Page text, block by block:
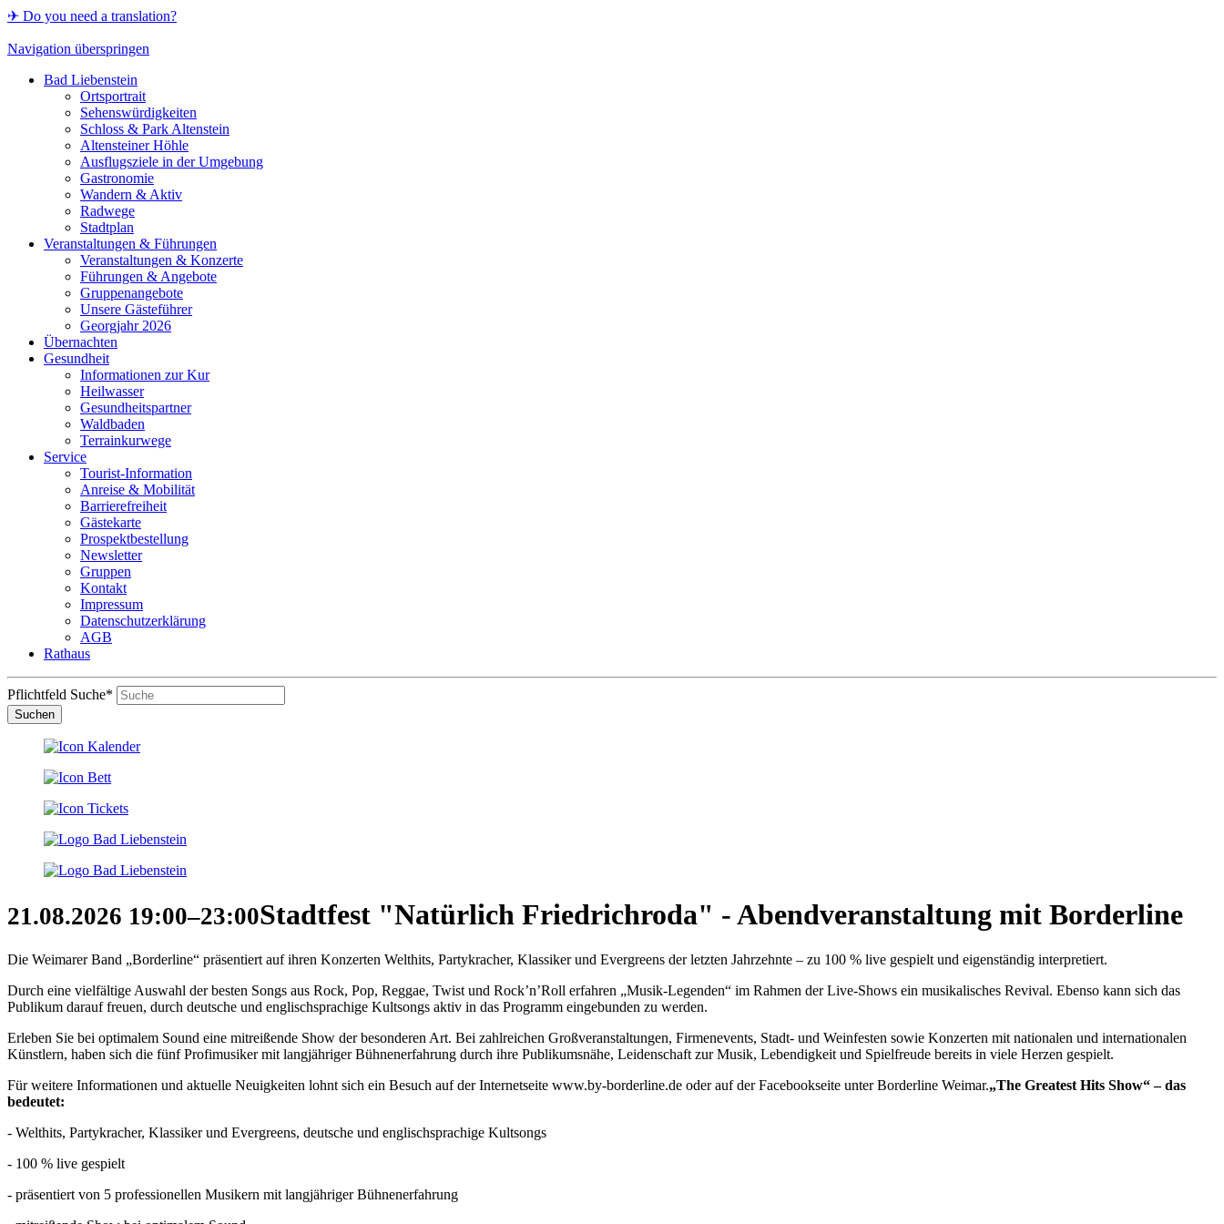
✈ Do you need a translation?
Navigation überspringen
Bad Liebenstein
Ortsportrait
Sehenswürdigkeiten
Schloss & Park Altenstein
Altensteiner Höhle
Ausflugsziele in der Umgebung
Gastronomie
Wandern & Aktiv
Radwege
Stadtplan
Veranstaltungen & Führungen
Veranstaltungen & Konzerte
Führungen & Angebote
Gruppenangebote
Unsere Gästeführer
Georgjahr 2026
Übernachten
Gesundheit
Informationen zur Kur
Heilwasser
Gesundheitspartner
Waldbaden
Terrainkurwege
Service
Tourist-Information
Anreise & Mobilität
Barrierefreiheit
Gästekarte
Prospektbestellung
Newsletter
Gruppen
Kontakt
Impressum
Datenschutzerklärung
AGB
Rathaus
Pflichtfeld Suche*
Suchen
21.08.2026 19:00–23:00Stadtfest "Natürlich Friedrichroda" - Abendveranstaltung mit Borderline
Die Weimarer Band „Borderline“ präsentiert auf ihren Konzerten Welthits, Partykracher, Klassiker und Evergreens der letzten Jahrzehnte – zu 100 % live gespielt und eigenständig interpretiert.
Durch eine vielfältige Auswahl der besten Songs aus Rock, Pop, Reggae, Twist und Rock’n’Roll erfahren „Musik-Legenden“ im Rahmen der Live-Shows ein musikalisches Revival. Ebenso kann sich das
Publikum darauf freuen, durch deutsche und englischsprachige Kultsongs aktiv in das Programm eingebunden zu werden.
Erleben Sie bei optimalem Sound eine mitreißende Show der besonderen Art. Bei zahlreichen Großveranstaltungen, Firmenevents, Stadt- und Weinfesten sowie Konzerten mit nationalen und internationalen
Künstlern, haben sich die fünf Profimusiker mit langjähriger Bühnenerfahrung durch ihre Publikumsnähe, Leidenschaft zur Musik, Lebendigkeit und Spielfreude bereits in viele Herzen gespielt.
Für weitere Informationen und aktuelle Neuigkeiten lohnt sich ein Besuch auf der Internetseite www.by-borderline.de oder auf der Facebookseite unter Borderline Weimar.„The Greatest Hits Show“ – das
bedeutet:
- Welthits, Partykracher, Klassiker und Evergreens, deutsche und englischsprachige Kultsongs
- 100 % live gespielt
- präsentiert von 5 professionellen Musikern mit langjähriger Bühnenerfahrung